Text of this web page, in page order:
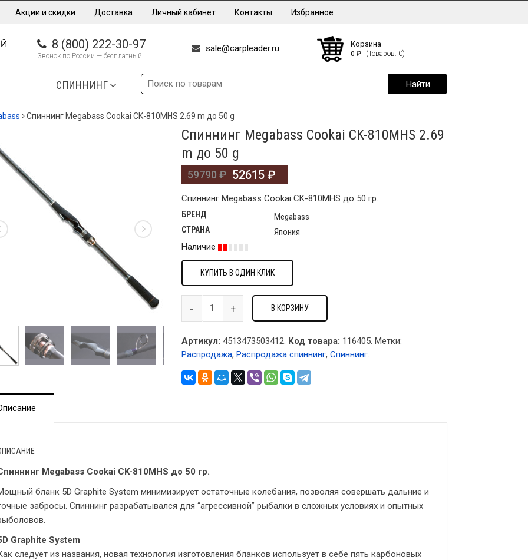
Акции и скидки Доставка Личный кабинет Контакты Избранное
8 (800) 222-30-97
Звонок по России — бесплатный
sale@carpleader.ru Корзина
0 ₽ (Товаров: 0)
СПИННИНГ
Спиннинг Megabass Cookai CK-810MHS 2.69 m до 50 g
Спиннинг Megabass Cookai CK-810MHS 2.69
m до 50 g
59790₽ 52615 ₽
Спиннинг Megabass Cookai CK-810MHS до 50 гр.
БРЕНД Megabass
СТРАНА
Япония
Наличие
КУПИТЬ В ОДИН КЛИК
В КОРЗИНУ
Артикул: 4513473503412. Код товара: 116405. Метки:
Распродажа, Распродажа спиннинг, Спиннинг.
Megabass Cookai CK-810MHS до 50 гр.
бланк 5D Graphite System минимизирует остаточные колебания, позволяя совершать дальние и
забросы. Спиннинг разрабатывался для “агрессивной” рыбалки в сложных условиях и опытных
Graphite System
следует из названия, новая технология изготовления бланков использует в себе пять карбоновых